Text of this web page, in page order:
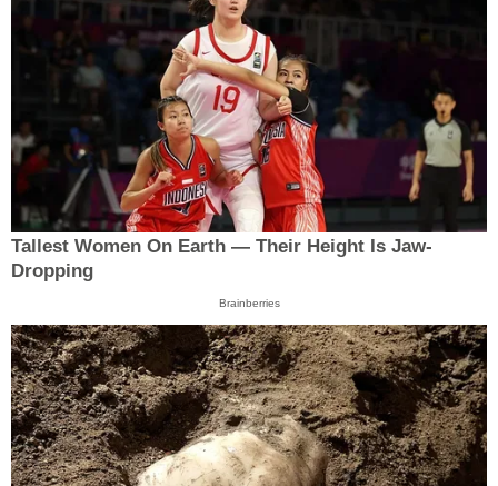
Tallest Women On Earth — Their Height Is Jaw-
Dropping
Brainberries